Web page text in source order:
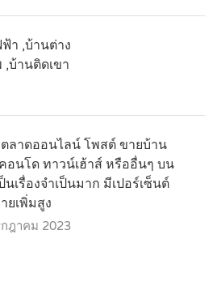
า ,บ้านต่าง
,บ้านติดเขา
ลาดออนไลน์ โพสต์ ขายบ้าน
อนโด ทาวน์เฮ้าส์ หรืออื่นๆ บน
นเรื่องจำเป็นมาก มีเปอร์เซ็นต์
ยเพิ่มสูง
กฎาคม 2023